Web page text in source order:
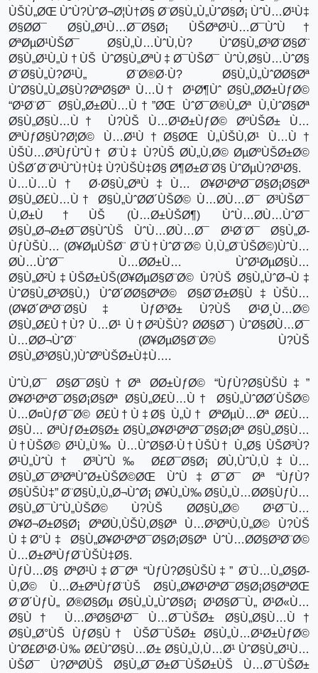
ÙŠÙ„ØŒ ÙˆÙ?ÙˆØ¬Ø¦Ù†Ø§ Ø¨Ø§Ù„Ù„ÙˆØ§Ø¡ ÙˆÙ…Ø¹Ù‡
Ø§Ø­Ø¯ Ø§Ù„Ø¹Ù…Ø¯Ø§Ø¡ ÙŠØªØ¹Ù…Ø¯ÙˆÙ†
ØªØµØ¹ÙŠØ¯ Ø§Ù„Ù…ÙˆÙ‚Ù? ÙˆØ§Ù„Ø³Ø¨Ø§Ø¨
Ø§Ù„Ø¹Ù„Ù†ÙŠ ÙˆØ§Ù„ØªÙ‡Ø¯ÙŠØ¯ ÙˆÙ‚Ø§Ù…ÙˆØ§
Ø¨Ø§Ù„Ù?Ø¹Ù„ Ø¨Ø®Ø·Ù? Ø§Ù„Ù„ÙˆØ­Ø§Øª
ÙˆØ§Ù„Ù„Ø§Ù?ØªØ§Øª Ù…Ù† Ø¹Ø¶Ùˆ Ø§Ù„Ø­Ø±ÙƒØ©
“Ø¹Ø¨Ø¯ Ø§Ù„Ø±Ø­Ù…Ù†”ØŒ ÙˆØ¯Ø®Ù„Øª Ù‚ÙˆØ§Øª
Ø§Ù„Ø§Ù…Ù† Ù?ÙŠ Ù…Ø¹Ø±ÙƒØ© ØºÙŠØ± Ù…
ØªÙƒØ§Ù?Ø¦Ø© Ù…Ø¹Ù†Ø§ØŒ Ù„ÙŠÙ‚Ø¹ Ù…Ù†
ÙŠÙ…Ø³ÙƒÙˆÙ† Ø¨Ù‡ Ù?ÙŠ Ø­Ù„Ù‚Ø© ØµØºÙŠØ±Ø©
ÙŠØ´Ø¨Ø¹ÙˆÙ†Ù‡ Ù?ÙŠÙ‡Ø§ Ø¶Ø±Ø¨Ø§ ÙˆØµÙ?Ø¹Ø§.
Ù…Ù…Ù† Ø·Ø§Ù„ØªÙ‡Ù… Ø¥Ø¹ØªØ¯Ø§Ø¡Ø§Øª
Ø§Ù„Ø£Ù…Ù† Ø§Ù„ÙˆØ­Ø´ÙŠØ© Ù…Ø­Ù…Ø¯ Ø³ÙŠØ¯
Ù‚Ø±Ù†ÙŠ (Ù…Ø±ÙŠØ¶) ÙˆÙ…Ø­Ù…ÙˆØ¯
Ø§Ù„Ø¬Ø±Ø¯Ø§ÙˆÙŠ ÙˆÙ…Ø­Ù…Ø¯ Ø¹Ø¨Ø¯ Ø§Ù„Ø­
ÙƒÙŠÙ… (Ø¥ØµÙŠØ¨ Ø¨Ù†ÙˆØ¨Ø© Ù‚Ù„Ø¨ÙŠØ©)ÙˆÙ…
Ø­Ù…ÙˆØ¯ Ù…Ø­Ø±Ù… ÙˆØ¹ØµØ§Ù…
Ø§Ù„Ø²Ù‡ÙŠØ±ÙŠ(Ø¥ØµØ§Ø¨Ø© Ù?ÙŠ Ø§Ù„ÙˆØ¬Ù‡
ÙˆØ§Ù„Ø³Ø§Ù‚) ÙˆØ´Ø­Ø§ØªØ© Ø§Ø¨Ø±Ø§Ù‡ÙŠÙ…
(Ø¥Ø´ØªØ¨Ø§Ù‡ ÙƒØ³Ø± Ù?ÙŠ Ø¹Ø¸Ù…Ø©
Ø§Ù„Ø£Ù†Ù? Ù…Ø¹ Ù†Ø²ÙŠÙ? Ø­Ø§Ø¯) ÙˆØ§Ø­Ù…Ø¯
Ù…Ø­Ø¬ÙˆØ¨ (Ø¥ØµØ§Ø¨Ø© Ù?ÙŠ
Ø§Ù„Ø³Ø§Ù‚)ÙˆØºÙŠØ±Ù‡Ù….
ÙˆÙ‚Ø¯ Ø§Ø¯Ø§Ù†Øª Ø­Ø±ÙƒØ© “ÙƒÙ?Ø§ÙŠÙ‡”
Ø¥Ø¹ØªØ¯Ø§Ø¡Ø§Øª Ø§Ù„Ø£Ù…Ù† Ø§Ù„ÙˆØ­Ø´ÙŠØ©
Ù…Ø¤ÙƒØ¯Ø© Ø£Ù†Ù‡Ø§ Ù„Ù† ØªØµÙ…Øª Ø£Ù…
Ø§Ù… ØªÙƒØ±Ø§Ø± Ø§Ù„Ø¥Ø¹ØªØ¯Ø§Ø¡Øª Ø§Ù„Ø§Ù…
Ù†ÙŠØ© Ø¹Ù„Ù‰ Ù…ÙˆØ§Ø·Ù†ÙŠÙ† Ù„Ø§ ÙŠØ³Ù?
Ø¹Ù„ÙˆÙ† Ø³ÙˆÙ‰ Ø£Ø¯Ø§Ø¡ Ø­Ù‚ÙˆÙ‚Ù‡Ù…
Ø§Ù„Ø¯Ø³ØªÙˆØ±ÙŠØ©ØŒ ÙˆÙ‡Ø¯Ø¯ Øª “ÙƒÙ?
Ø§ÙŠÙ‡” Ø¨Ø§Ù„Ù„Ø¬ÙˆØ¡ Ø¥Ù„Ù‰ Ø§Ù„Ù…Ø­Ø§ÙƒÙ…
Ø§Ù„Ø¯ÙˆÙ„ÙŠØ© Ù?ÙŠ Ø­Ø§Ù„Ø© Ø¹Ø¯Ù…
Ø¥Ø¬Ø±Ø§Ø¡ ØªØ­Ù‚ÙŠÙ‚Ø§Øª Ù…Ø³ØªÙ‚Ù„Ø© Ù?ÙŠ
Ù‡Ø°Ù‡ Ø§Ù„Ø¥Ø¹ØªØ¯Ø§Ø¡Ø§Øª ÙˆÙ…Ø­Ø§Ø³Ø¨Ø©
Ù…Ø±ØªÙƒØ¨ÙŠÙ‡Ø§.
ÙƒÙ…Ø§ ØªØ¹Ù‡Ø¯Øª “ÙƒÙ?Ø§ÙŠÙ‡” Ø¨Ù…Ù„Ø§Ø­
Ù‚Ø© Ù…Ø±ØªÙƒØ¨ÙŠ Ø§Ù„Ø¥Ø¹ØªØ¯Ø§Ø¡Ø§ØªØŒ
Ø¨Ø´ÙƒÙ„ Ø®Ø§Øµ Ø§Ù„Ù„ÙˆØ§Ø¡ Ø¹Ø§Ø¯Ù„ Ø¹Ø«Ù…
Ø§Ù† Ù…Ø³Ø§Ø¹Ø¯ Ù…Ø¯ÙŠØ± Ø§Ù„Ø§Ù…Ù†
Ø§Ù„Ø°ÙŠ ÙƒØ§Ù† ÙŠØ¯ÙŠØ± Ø§Ù„Ù…Ø¹Ø±ÙƒØ©
ÙˆØ£Ø¹Ø·Ù‰ Ø£ÙˆØ§Ù…Ø± Ø§Ù„Ù‚Ù…Ø¹ ÙˆØ§Ù„Ø¹Ù…
ÙŠØ¯ Ù?ØªØ­ÙŠ Ø§Ù„Ø¯Ø±Ø¯ÙŠØ±ÙŠ Ù…Ø¯ÙŠØ±